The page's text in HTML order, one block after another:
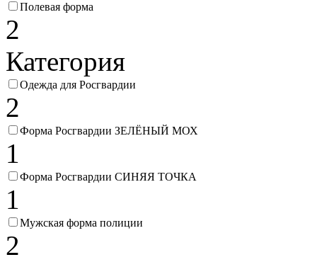
Полевая форма
2
Категория
Одежда для Росгвардии
2
Форма Росгвардии ЗЕЛЁНЫЙ МОХ
1
Форма Росгвардии СИНЯЯ ТОЧКА
1
Мужская форма полиции
2